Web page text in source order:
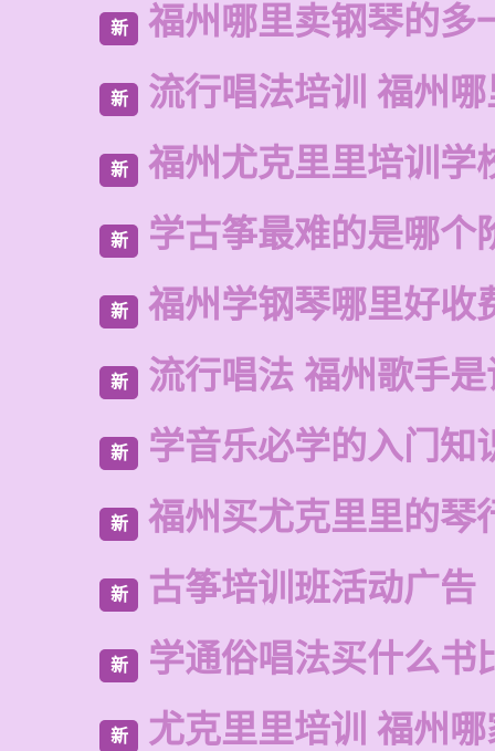
新 福州哪里卖钢琴的多
新 流行唱法培训 福州
新 福州尤克里里培训学
新 学古筝最难的是哪个
新 福州学钢琴哪里好收
新 流行唱法 福州歌手
新 学音乐必学的入门知
新 福州买尤克里里的琴
新 古筝培训班活动广告
新 学通俗唱法买什么书
新 尤克里里培训 福州